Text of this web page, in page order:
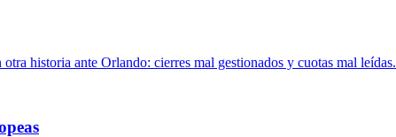
historia ante Orlando: cierres mal gestionados y cuotas mal leídas.